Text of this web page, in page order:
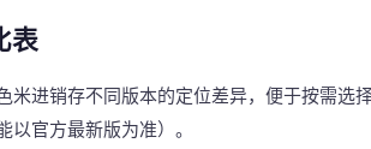
表
米进销存不同版本的定位差异，便于按需选
以官方最新版为准）。